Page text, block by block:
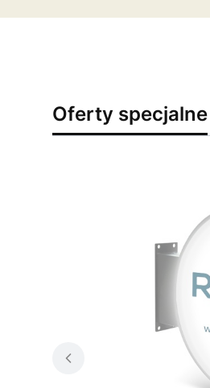
Oferty specjalne